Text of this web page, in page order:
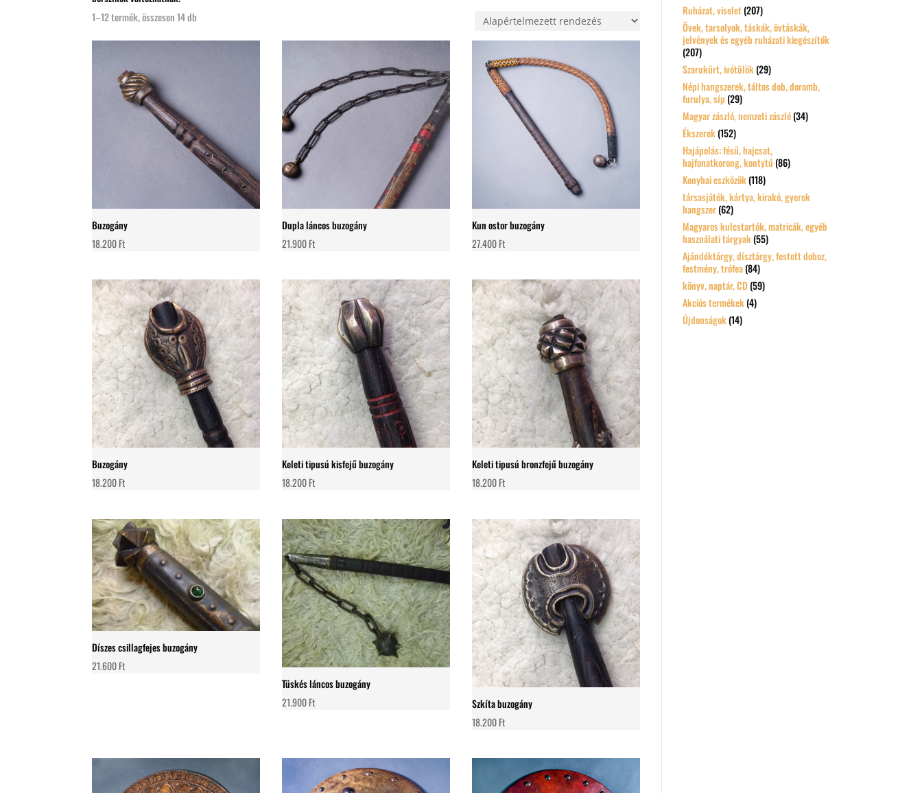
1–12 termék, összesen 14 db
Buzogány
18.200Ft
Dupla láncos buzogány
21.900Ft
Kun ostor buzogány
27.400Ft
Buzogány
18.200Ft
Keleti tipusú kisfejű buzogány
18.200Ft
Keleti tipusú bronzfejű buzogány
18.200Ft
Díszes csillagfejes buzogány
21.600Ft
Tüskés láncos buzogány
21.900Ft
Szkíta buzogány
18.200Ft
Ruházat, viselet(207)
Övek, tarsolyok, táskák, övtáskák,
jelvények és egyéb ruházati kiegészítők
(207)
Szarukürt, ivótülök(29)
Népi hangszerek, táltos dob, doromb,
furulya, síp (29)
Magyar zászló, nemzeti zászló(34)
Ékszerek(152)
Hajápolás: fésű, hajcsat,
hajfonatkorong, kontytű(86)
Konyhai eszközök(118)
társasjáték, kártya, kirakó, gyerek
hangszer(62)
Magyaros kulcstartók, matricák, egyéb
használati tárgyak(55)
Ajándéktárgy, dísztárgy, festett doboz,
festmény, trófea(84)
könyv, naptár, CD (59)
Akciós termékek(4)
Újdonságok(14)